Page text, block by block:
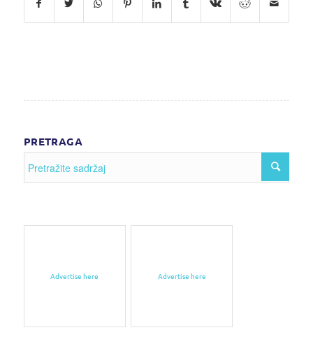
PRETRAGA
Advertise here Advertise here